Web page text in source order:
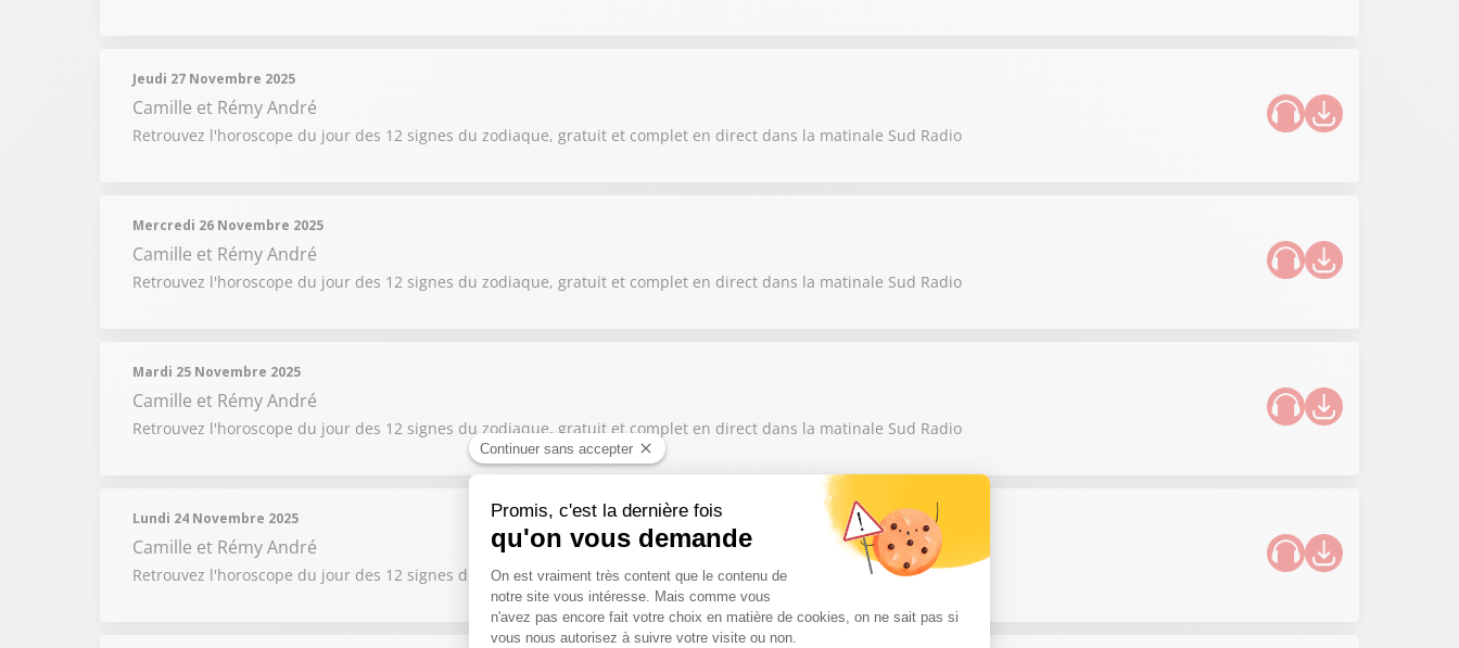
Jeudi 27 Novembre 2025
Camille et Rémy André
Retrouvez l'horoscope du jour des 12 signes du zodiaque, gratuit et complet en direct dans la matinale Sud Radio
Mercredi 26 Novembre 2025
Camille et Rémy André
Retrouvez l'horoscope du jour des 12 signes du zodiaque, gratuit et complet en direct dans la matinale Sud Radio
Mardi 25 Novembre 2025
Camille et Rémy André
Retrouvez l'horoscope du jour des 12 signes du zodiaque, gratuit et complet en direct dans la matinale Sud Radio
Lundi 24 Novembre 2025
Camille et Rémy André
Retrouvez l'horoscope du jour des 12 signes du zodiaque, gratuit et complet en direct dans la matinale Sud Radio